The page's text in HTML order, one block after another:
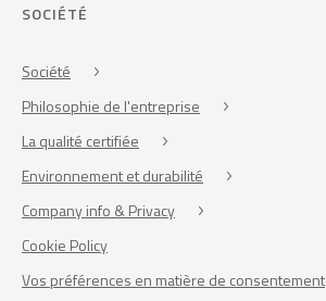
SOCIÉTÉ
Société
Philosophie de l'entreprise
La qualité certifiée
Environnement et durabilité
Company info & Privacy
Cookie Policy
Vos préférences en matière de consentement